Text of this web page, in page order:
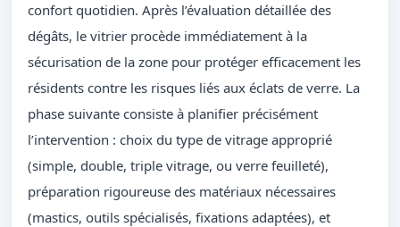
confort quotidien. Après l’évaluation détaillée des
dégâts, le vitrier procède immédiatement à la
sécurisation de la zone pour protéger efficacement les
résidents contre les risques liés aux éclats de verre. La
phase suivante consiste à planifier précisément
l’intervention : choix du type de vitrage approprié
(simple, double, triple vitrage, ou verre feuilleté),
préparation rigoureuse des matériaux nécessaires
(mastics, outils spécialisés, fixations adaptées), et